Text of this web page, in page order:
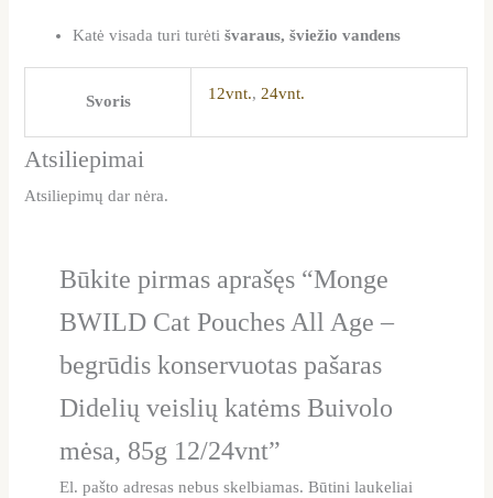
Katė visada turi turėtišvaraus, šviežio vandens
Svoris 12vnt., 24vnt.
Atsiliepimai
Atsiliepimų dar nėra.
Būkite pirmas aprašęs “Monge
BWILD Cat Pouches All Age –
begrūdis konservuotas pašaras
Didelių veislių katėms Buivolo
mėsa, 85g 12/24vnt”
El. pašto adresas nebus skelbiamas. Būtini laukeliai